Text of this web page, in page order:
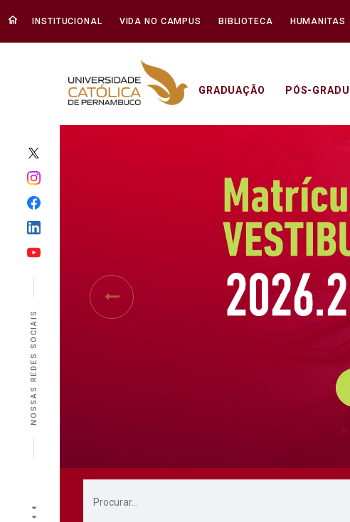
INSTITUCIONAL VIDA NO CAMPUS BIBLIOTECA HUMANITAS
GRADUAÇÃO PÓS-
Início - Unicap
NOSSAS REDES SOCIAIS
Previous